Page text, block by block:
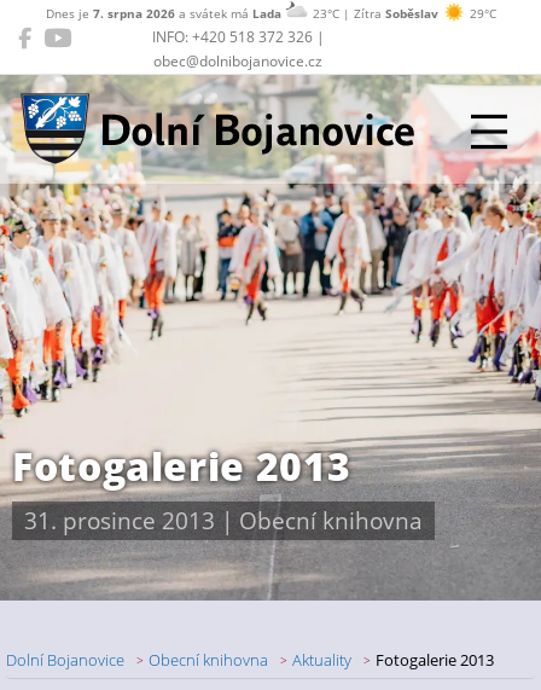
INFO: +420 518 372 326 |
obec@dolnibojanovice.cz
Dnes je 7. srpna 2026a svátek má Lada 23°C | Zítra Soběslav 29°C
Dolní Bojanovice
Fotogalerie 2013
31. prosince 2013 |Obecní knihovna
Dolní Bojanovice Obecní knihovna Aktuality Fotogalerie 2013